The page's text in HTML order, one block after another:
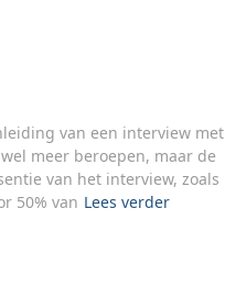
van een interview met
meer beroepen, maar de
van het interview, zoals
50% van Lees verder